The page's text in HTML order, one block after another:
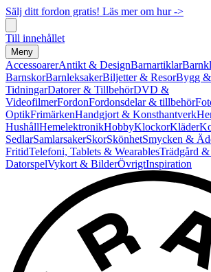
Sälj ditt fordon gratis! Läs mer om hur ->
Till innehållet
Meny
AccessoarerAntikt & DesignBarnartiklar
BarnskorBarnleksakerBiljetter & ResorBygg
TidningarDatorer & TillbehörDVD &
VideofilmerFordonFordonsdelar & tillbehör
OptikFrimärkenHandgjort & Konsthantverk
HushållHemelektronikHobbyKlockorKläder
SedlarSamlarsakerSkorSkönhetSmycken &
FritidTelefoni, Tablets & WearablesTrädgård
DatorspelVykort & BilderÖvrigtInspiration